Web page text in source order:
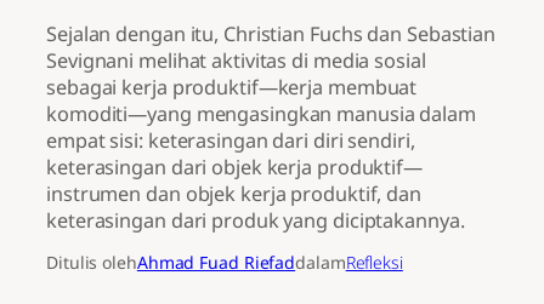
Sejalan dengan itu, Christian Fuchs dan Sebastian
Sevignani melihat aktivitas di media sosial
sebagai kerja produktif—kerja membuat
komoditi—yang mengasingkan manusia dalam
empat sisi: keterasingan dari diri sendiri,
keterasingan dari objek kerja produktif—
instrumen dan objek kerja produktif, dan
keterasingan dari produk yang diciptakannya.
Ditulis olehAhmad Fuad RiefaddalamRefleksi